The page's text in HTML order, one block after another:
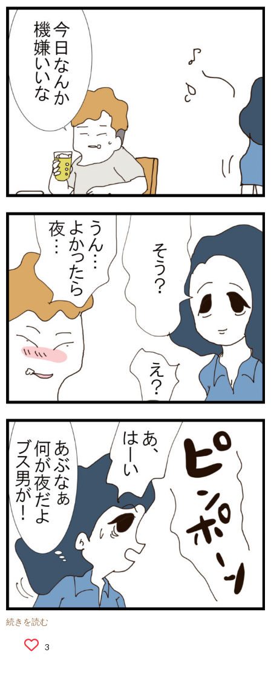
続きを読む
3